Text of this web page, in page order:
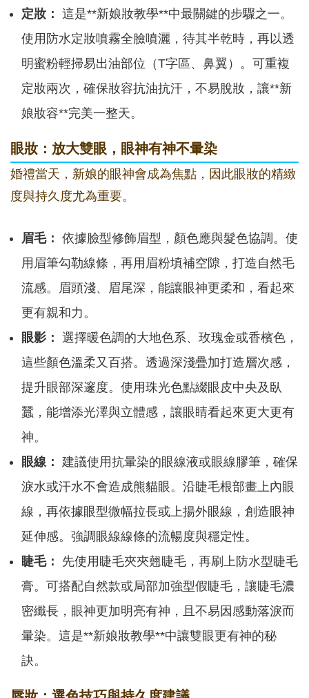
定妝： 這是**新娘妝教學**中最關鍵的步驟之一。
使用防水定妝噴霧全臉噴灑，待其半乾時，再以透
明蜜粉輕掃易出油部位（T字區、鼻翼）。可重複
定妝兩次，確保妝容抗油抗汗，不易脫妝，讓**新
娘妝容**完美一整天。
眼妝：放大雙眼，眼神有神不暈染
婚禮當天，新娘的眼神會成為焦點，因此眼妝的精緻
度與持久度尤為重要。
眉毛： 依據臉型修飾眉型，顏色應與髮色協調。使
用眉筆勾勒線條，再用眉粉填補空隙，打造自然毛
流感。眉頭淺、眉尾深，能讓眼神更柔和，看起來
更有親和力。
眼影： 選擇暖色調的大地色系、玫瑰金或香檳色，
這些顏色溫柔又百搭。透過深淺疊加打造層次感，
提升眼部深邃度。使用珠光色點綴眼皮中央及臥
蠶，能增添光澤與立體感，讓眼睛看起來更大更有
神。
眼線： 建議使用抗暈染的眼線液或眼線膠筆，確保
淚水或汗水不會造成熊貓眼。沿睫毛根部畫上內眼
線，再依據眼型微幅拉長或上揚外眼線，創造眼神
延伸感。強調眼線線條的流暢度與穩定性。
睫毛：
先使用睫毛夾夾翹睫毛，再刷上防水型睫毛
膏。可搭配自然款或局部加強型假睫毛，讓睫毛濃
密纖長，眼神更加明亮有神，且不易因感動落淚而
暈染。這是**新娘妝教學**中讓雙眼更有神的秘
訣。